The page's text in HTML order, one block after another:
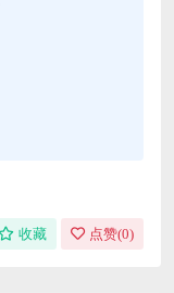
收藏 点赞(0)